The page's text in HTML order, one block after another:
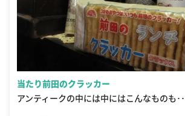
当たり前田のクラッカー
アンティークの中には中にはこんなものも･